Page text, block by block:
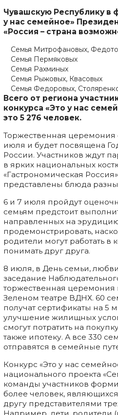
Чувашскую Республику в
у нас семейное»
«Россия – страна
Семья Митрофановых,
Семья Пермяковых
Семья Рахминых
Семья Рыжовых, Квасовых
Семья Федоровых,
Всего от региона
конкурса «Это у нас
это 5 276 человек.
Торжественная церемония
июля и будет посвящена
России. Участников ждут
в ярких национальных
«Гастрономическая
представлены блюда
6 и 7 июля пройдут
семьям предстоит
направленных на
продемонстрировать,
родители могут работать в
понимать друг друга.
8 июля, в День семьи,
заседание
торжественная церемония
Зеленом театре ВДНХ. 60
получат сертификаты на 5
улучшение жилищных
смогут потратить на
также ипотеку. А все 330
отправятся в семейные
Конкурс «Это у нас
национального проекта
команды участников
более человек,
другу представителями